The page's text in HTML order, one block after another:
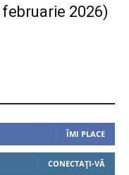
2026)
ÎMI PLACE
CONECTAȚI-VĂ